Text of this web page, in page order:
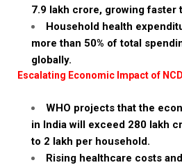
₹7.9 lakh crore, growing faster
Household health
more than 50% of total
globally.
Escalating Economic Impact of
WHO projects that the
in India will exceed ₹280 lakh
to ₹2 lakh per household.
Rising healthcare costs